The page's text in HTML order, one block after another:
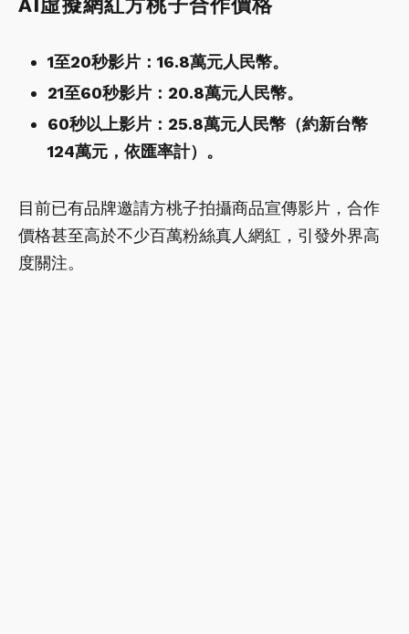
AI虛擬網紅方桃子合作價格
1至20秒影片：16.8萬元人民幣。
21至60秒影片：20.8萬元人民幣。
60秒以上影片：25.8萬元人民幣（約新台幣
124萬元，依匯率計）。
目前已有品牌邀請方桃子拍攝商品宣傳影片，合作
價格甚至高於不少百萬粉絲真人網紅，引發外界高
度關注。